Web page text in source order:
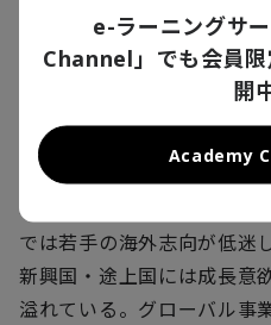
が投資をリードしていると
年後に日本企業が置かれる
は、各企業の事情などお構
向き合うべき問いの一つ
材戦略で本当に大丈夫なの
では若手の海外志向が低迷
新興国・途上国には成長意
溢れている。グローバル事
e-ラーニングサ
Channel」でも会員
開
Academy